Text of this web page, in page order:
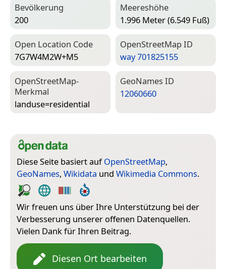
Bevölkerung
200
Meereshöhe
1.996 Meter (6.549 Fuß)
Open Location Code
7G7W4M2W+M5
Open­Street­Map ID
way 701825155
Open­Street­Map-
Merkmal
landuse=­residential
Geo­Names ID
12060660
Diese Seite basiert aufOpenStreetMap,
GeoNames, Wikidata und Wikimedia Commons.
Wir freuen uns über Ihre Unterstützung bei der
Verbesserung unserer offenen Datenquellen.
Vielen Dank für Ihren Beitrag.
Diesen Ort bearbeiten